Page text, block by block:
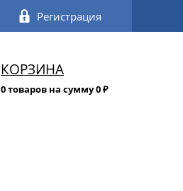
Регистрация
КОРЗИНА
0 товаров на сумму 0₽